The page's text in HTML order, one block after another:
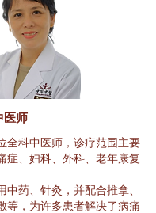
医师
全科中医师，诊疗范围主要
症、妇科、外科、老年康复
中药、针灸，并配合推拿、
等，为许多患者解决了病痛